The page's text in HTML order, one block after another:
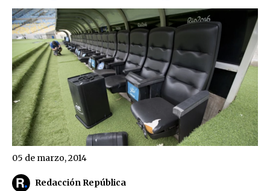
Redacción República
05 de marzo, 2014